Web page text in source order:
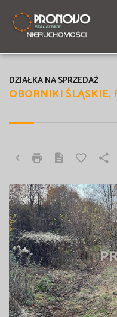
OBORNIKI ŚLĄSKIE,
DZIAŁKA NA SPRZEDAŻ